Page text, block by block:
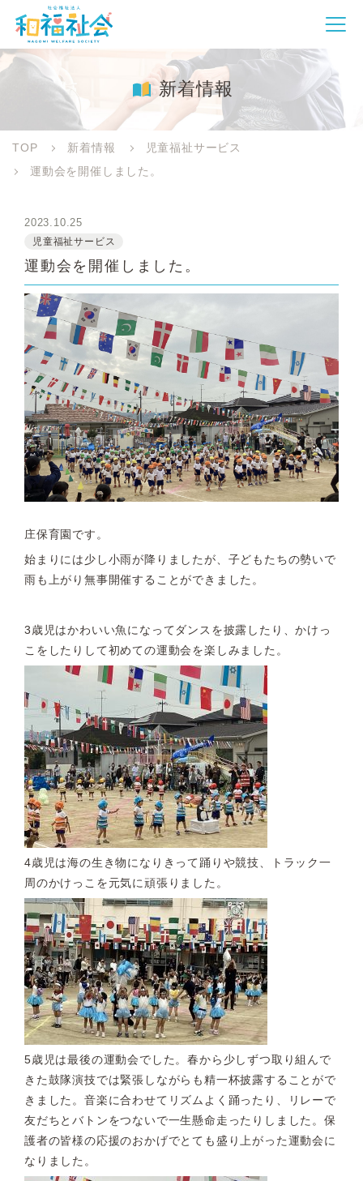
新着情報
TOP 新着情報
児童福祉サービス
運動会を開催しました。
2023.10.25
児童福祉サービス
運動会を開催しました。
庄保育園です。
始まりには少し小雨が降りましたが、子どもたちの勢いで
雨も上がり無事開催することができました。
3歳児はかわいい魚になってダンスを披露したり、かけっ
こをしたりして初めての運動会を楽しみました。
4歳児は海の生き物になりきって踊りや競技、トラック一
周のかけっこを元気に頑張りました。
5歳児は最後の運動会でした。春から少しずつ取り組んで
きた鼓隊演技では緊張しながらも精一杯披露することがで
きました。音楽に合わせてリズムよく踊ったり、リレーで
友だちとバトンをつないで一生懸命走ったりしました。保
護者の皆様の応援のおかげでとても盛り上がった運動会に
なりました。